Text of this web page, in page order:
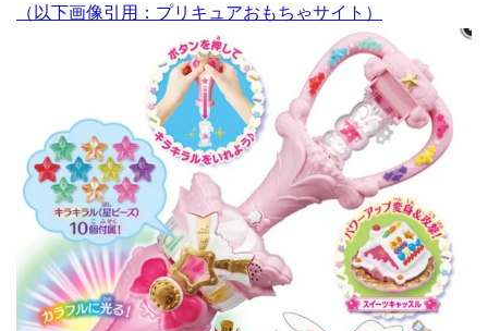
（以下画像引用：プリキュアおもちゃサイト）